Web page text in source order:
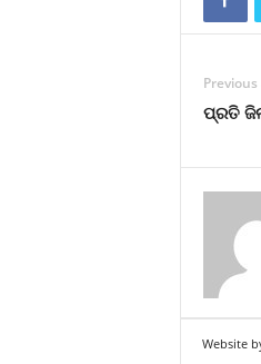
ପ୍ରତି
Website